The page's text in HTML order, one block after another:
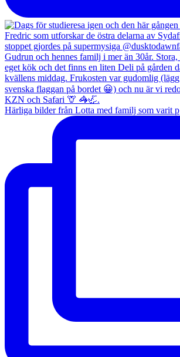
Härliga bilder från Lotta med familj som varit p